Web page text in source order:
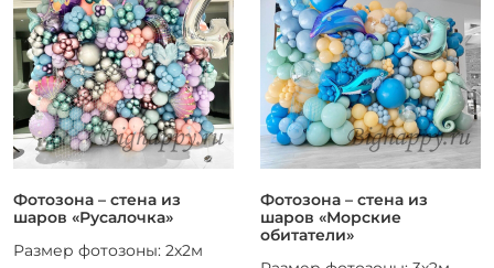
Фотозона – стена из
шаров «Русалочка»
Размер фотозоны: 2х2м
Фотозона – стена из
шаров «Морские
обитатели»